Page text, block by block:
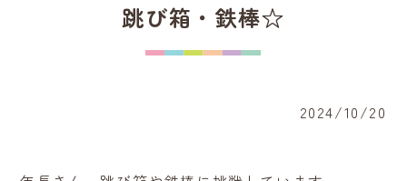
跳び箱・鉄棒☆
2024/10/20